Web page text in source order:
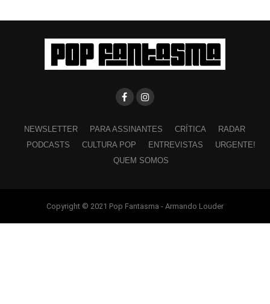
NEWSLETTER PARA ASSINANTES CRÍTICA
RADAR
PODCASTS
CULTURA POP ENTREVISTAS
URGENTE!
QUEM SOMOS
Copyright © 2021 Pop Fantasma - Armando Louder